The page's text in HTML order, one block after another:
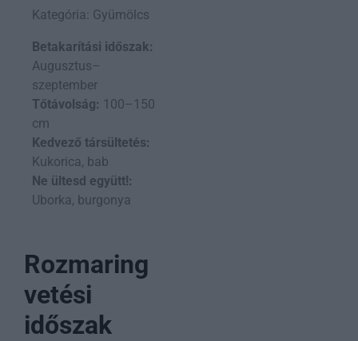
Kategória: Gyümölcs
Betakarítási időszak:
Augusztus–
szeptember
Tőtávolság: 100–150
cm
Kedvező társültetés:
Kukorica, bab
Ne ültesd együtt!:
Uborka, burgonya
Rozmaring
vetési
időszak